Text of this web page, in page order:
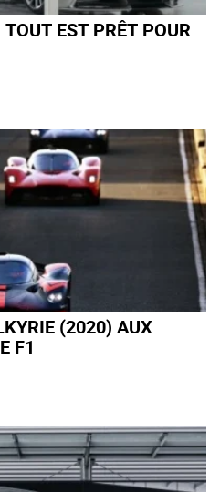
EST PRÊT POUR
(2020) AUX
F1